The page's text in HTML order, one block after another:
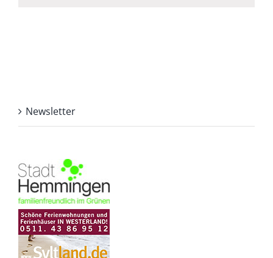
Newsletter